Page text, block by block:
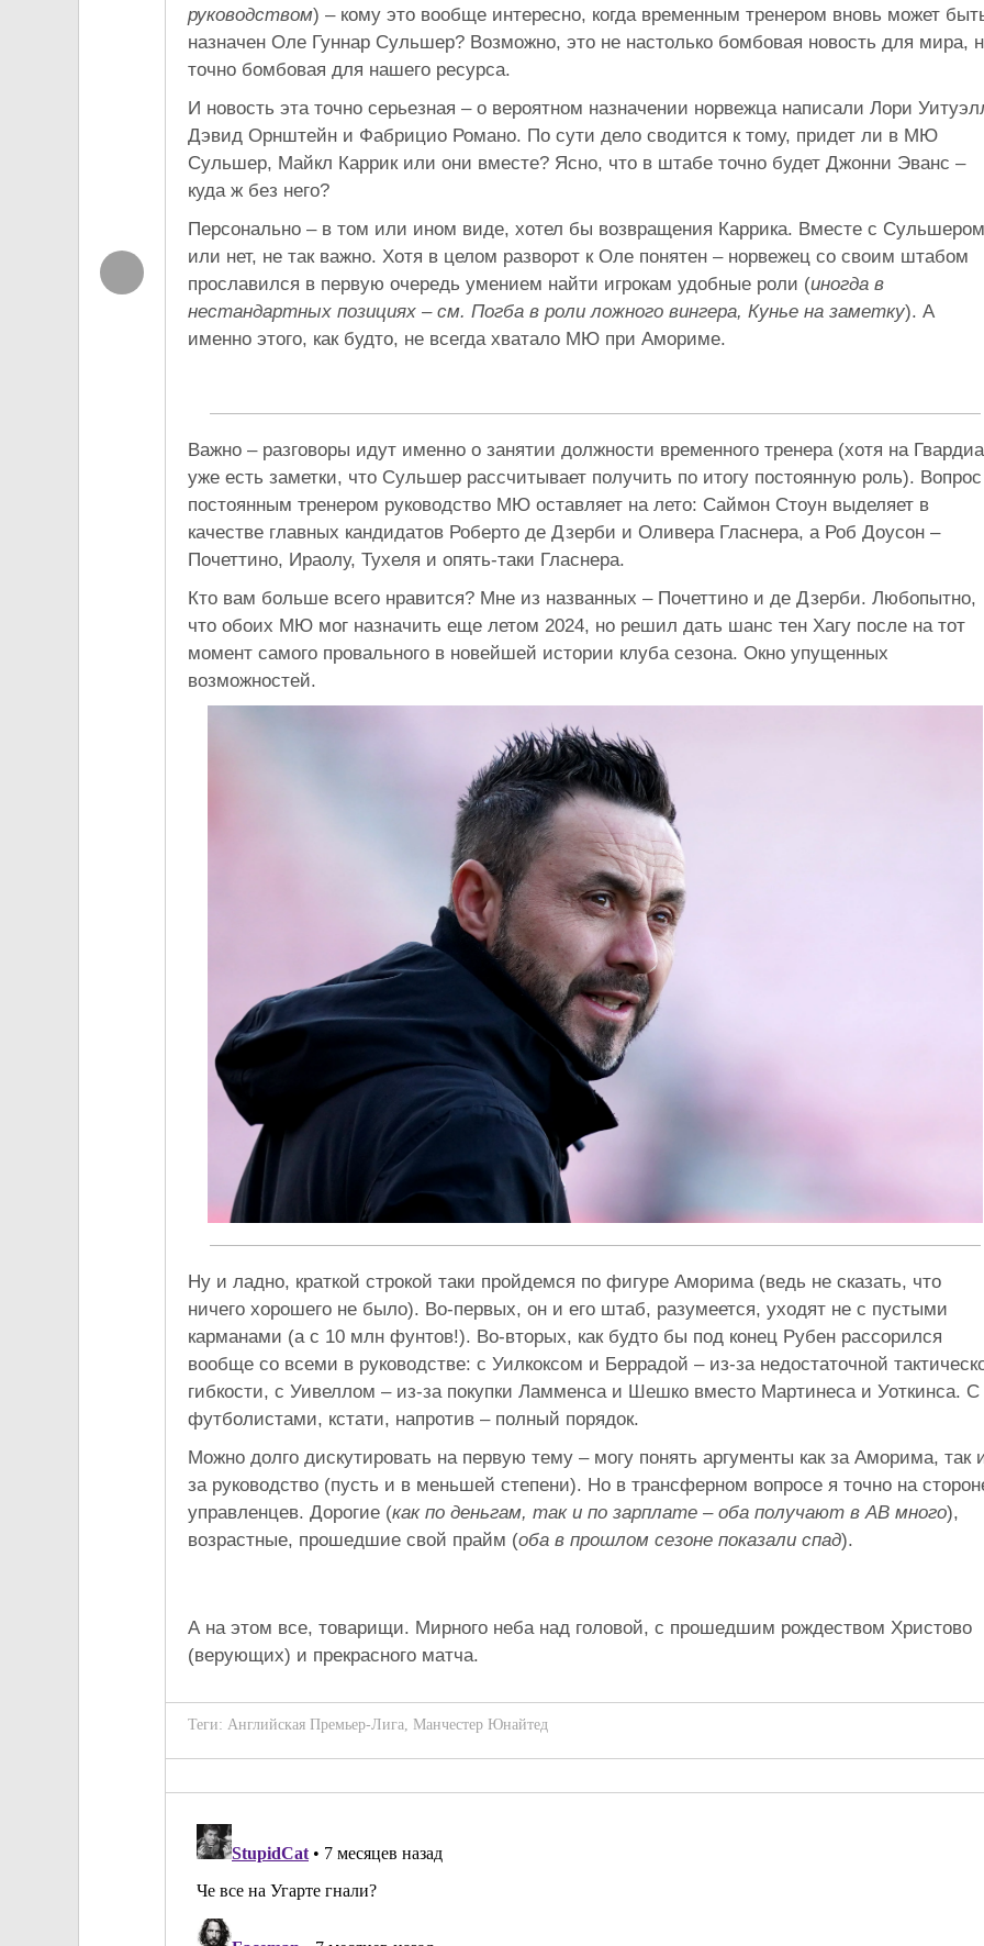
руководством) – кому это вообще интересно, когда временным тренером вновь может
назначен Оле Гуннар Сульшер? Возможно, это не настолько бомбовая новость для мира,
точно бомбовая для нашего ресурса.
И новость эта точно серьезная – о вероятном назначении норвежца написали Лори
Дэвид Орнштейн и Фабрицио Романо. По сути дело сводится к тому, придет ли в МЮ
Сульшер, Майкл Каррик или они вместе? Ясно, что в штабе точно будет Джонни Эванс –
куда ж без него?
Персонально – в том или ином виде, хотел бы возвращения Каррика. Вместе с Сульшером
или нет, не так важно. Хотя в целом разворот к Оле понятен – норвежец со своим штабом
прославился в первую очередь умением найти игрокам удобные роли (иногда в
нестандартных позициях – см. Погба в роли ложного вингера, Кунье на заметку). А
именно этого, как будто, не всегда хватало МЮ при Амориме.
Важно – разговоры идут именно о занятии должности временного тренера (хотя на
уже есть заметки, что Сульшер рассчитывает получить по итогу постоянную роль).
постоянным тренером руководство МЮ оставляет на лето: Саймон Стоун выделяет в
качестве главных кандидатов Роберто де Дзерби и Оливера Гласнера, а Роб Доусон –
Почеттино, Ираолу, Тухеля и опять-таки Гласнера.
Кто вам больше всего нравится? Мне из названных – Почеттино и де Дзерби. Любопытно,
что обоих МЮ мог назначить еще летом 2024, но решил дать шанс тен Хагу после на тот
момент самого провального в новейшей истории клуба сезона. Окно упущенных
возможностей.
Ну и ладно, краткой строкой таки пройдемся по фигуре Аморима (ведь не сказать, что
ничего хорошего не было). Во-первых, он и его штаб, разумеется, уходят не с пустыми
карманами (а с 10 млн фунтов!). Во-вторых, как будто бы под конец Рубен рассорился
вообще со всеми в руководстве: с Уилкоксом и Беррадой – из-за недостаточной
гибкости, с Уивеллом – из-за покупки Ламменса и Шешко вместо Мартинеса и Уоткинса. С
футболистами, кстати, напротив – полный порядок.
Можно долго дискутировать на первую тему – могу понять аргументы как за Аморима, так
за руководство (пусть и в меньшей степени). Но в трансферном вопросе я точно на
управленцев. Дорогие (как по деньгам, так и по зарплате – оба получают в АВ много),
возрастные, прошедшие свой прайм (оба в прошлом сезоне показали спад).
А на этом все, товарищи. Мирного неба над головой, с прошедшим рождеством Христово
(верующих) и прекрасного матча.
Теги: Английская Премьер-Лига Манчестер Юнайтед